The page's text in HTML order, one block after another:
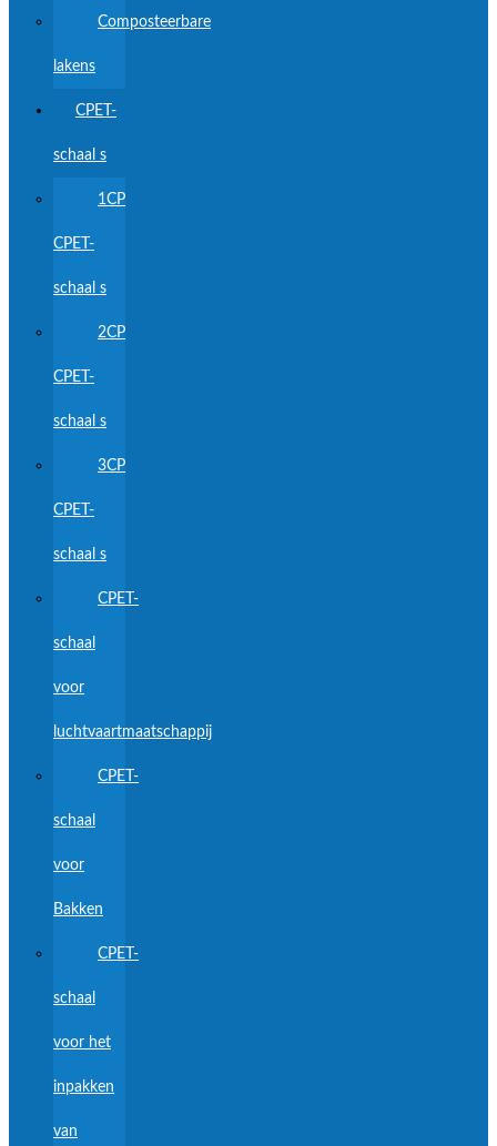
Composteerbare
lakens
CPET-
schaal s
1CP
CPET-
schaal s
2CP
CPET-
schaal s
3CP
CPET-
schaal s
CPET-
schaal
voor
luchtvaartmaatschappij
CPET-
schaal
voor
Bakken
CPET-
schaal
voor het
inpakken
van